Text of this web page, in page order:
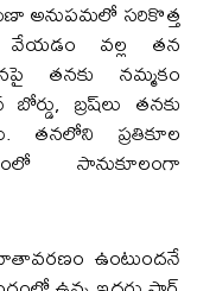
అనుపమలో సరికొత్త
వేయ‌డం వల్ల తన
తనకు నమ్మకం
బ్రష్‌లు తనకు
తనలోని ప్రతికూల
సానుకూలంగా
ఉంటుందనే